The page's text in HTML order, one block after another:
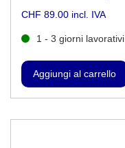
CHF 89.00 incl. IVA
1 - 3 giorni lavorativi